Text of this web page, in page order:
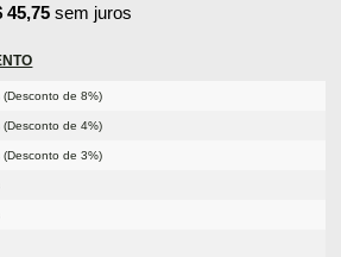
45,75 sem juros
de 8%)
de 4%)
de 3%)